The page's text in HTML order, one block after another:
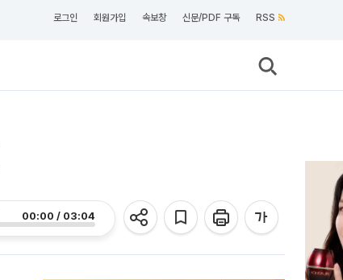
로그인 회원가입 속보창 신문/PDF 구독 RSS
00:00 / 03:04